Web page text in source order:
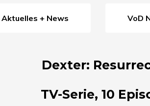
Aktuelles + News
Dexter:
TV-Serie, 10